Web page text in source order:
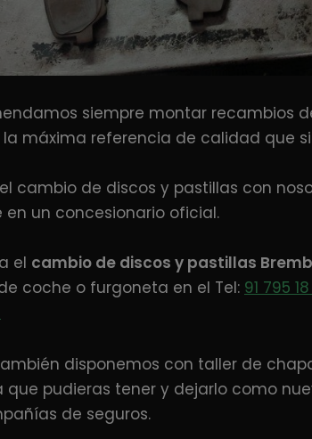
siempre montar recambios
la máxima referencia de calidad que
cambio de discos y pastillas con
un concesionario oficial.
el cambio de discos y pastillas
coche o furgoneta en el Tel: 91 795
disponemos con taller de
que pudieras tener y dejarlo como
de seguros.